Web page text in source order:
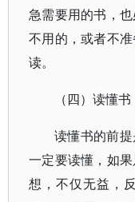
急需要用的书，
不用的，或者不
读。
（四）读懂书
读懂书的前
一定要读懂，如
想，不仅无益，